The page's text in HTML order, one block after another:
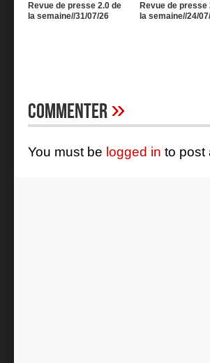
Revue de presse 2.0 de
la semaine//31/07/26
Revue de presse
la semaine//24/
Commenter»
You must be logged in to post